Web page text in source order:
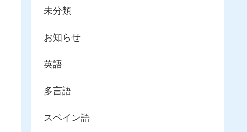
未分類
お知らせ
英語
多言語
スペイン語